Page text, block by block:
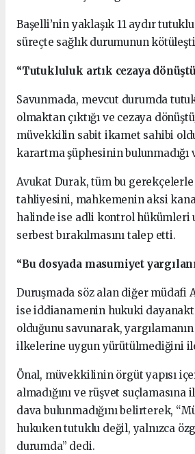
Başelli’nin yaklaşık 11 aydır
süreçte sağlık durumunun
“Tutukluluk artık cezaya
Savunmada, mevcut durumda
olmaktan çıktığı ve cezaya
müvekkilin sabit ikamet sahibi
karartma şüphesinin bulunmadığı
Avukat Durak, tüm bu gerekçelerle
tahliyesini, mahkemenin aksi
halinde ise adli kontrol hükümleri
serbest bırakılmasını talep etti.
“Bu dosyada masumiyet
Duruşmada söz alan diğer müdafi
ise iddianamenin hukuki
olduğunu savunarak,
ilkelerine uygun yürütülmediğini
Önal, müvekkilinin örgüt yapısı
almadığını ve rüşvet
dava bulunmadığını belirterek,
hukuken tutuklu değil, yalnızca
durumda” dedi.